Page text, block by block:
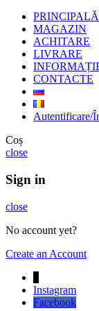
PRINCIPALĂ
MAGAZIN
ACHITARE
LIVRARE
CONTACTE
Autentificare/
Coș
close
Sign in
close
No account yet?
Create an Account
Instagram
Facebook